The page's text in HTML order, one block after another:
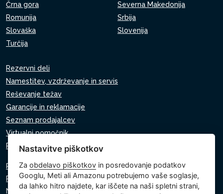
Črna gora
Severna Makedonija
Romunija
Srbija
Slovaška
Slovenija
Turčija
Rezervni deli
Namestitev, vzdrževanje in servis
Reševanje težav
Garancije in reklamacije
Seznam prodajalcev
Virtualni pomočnik
Pišite nam
Politika zasebnosti
Politika piškotkov
Nastavitve piškotkov
Nastavitve piškotkov
Zaobdelavo piškotkov in posredovanje podatkov
Googlu, Meti ali Amazonu potrebujemo vaše soglasje,
da lahko hitro najdete, kar iščete na naši spletni strani,